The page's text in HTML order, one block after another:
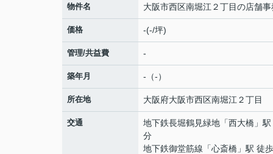
物件名 大阪市西区南堀江２丁目の店舗
価格 -(-/坪)
管理/共益費 -
築年月 -（-）
所在地 大阪府大阪市西区南堀江 ２丁目
交通 地下鉄長堀鶴見緑地 「西大橋 」
分
地下鉄御堂筋線 「心斎橋 」駅 徒